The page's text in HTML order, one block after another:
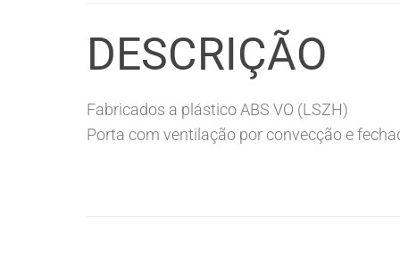
DESCRIÇÃO
Fabricados a plástico ABS VO (LSZH)
Porta com ventilação por convecção e